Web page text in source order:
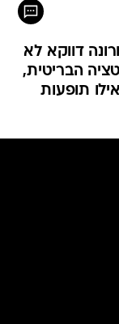
דווקא לא
הבריטית,
תופעות